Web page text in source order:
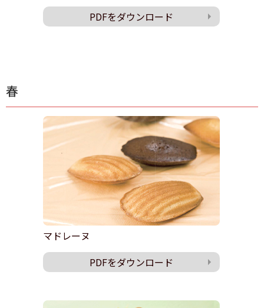
PDFをダウンロード
春
マドレーヌ
PDFをダウンロード